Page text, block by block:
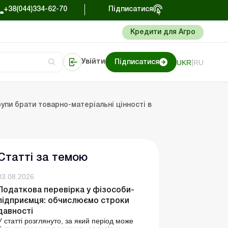
+38(044)334-62-70 Підписатися
Кредити для Агро
Увійти Підписатися UKR RU
брати товарно-матеріальні цінності в
за темою
Податкова перевірка у фізособи-
обчислюємо строки
статті розглянуто, за який період може